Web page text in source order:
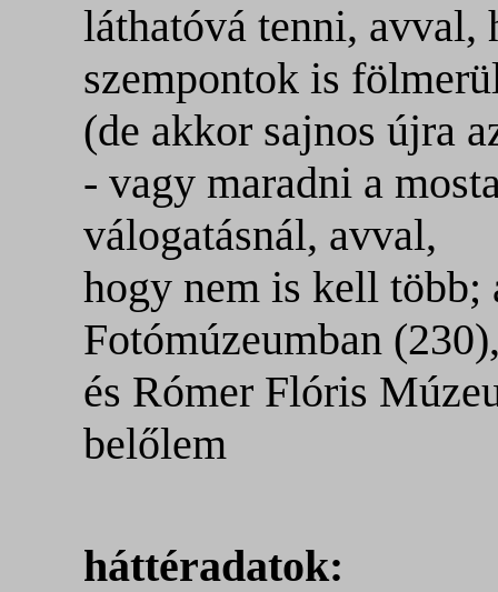
láthatóvá tenni, avval,
szempontok is
(de akkor sajnos újra
- vagy maradni a
válogatásnál, avval,
hogy nem is kell több;
Fotómúzeumban
és Rómer Flóris
belőlem
háttéradatok: